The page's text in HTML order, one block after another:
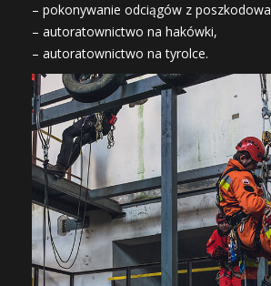
– pokonywanie odciągów z
– autoratownictwo na hakówki,
– autoratownictwo na tyrolce.